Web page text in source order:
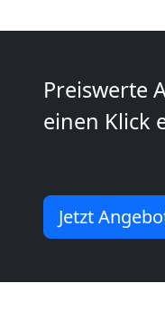
Preiswerte
einen Klick
Jetzt
National
Beiladung